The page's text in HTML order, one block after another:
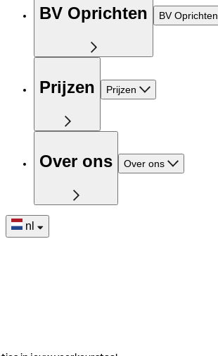
BV Oprichten BV Oprichten
Prijzen Prijzen
Over ons Over ons
nl